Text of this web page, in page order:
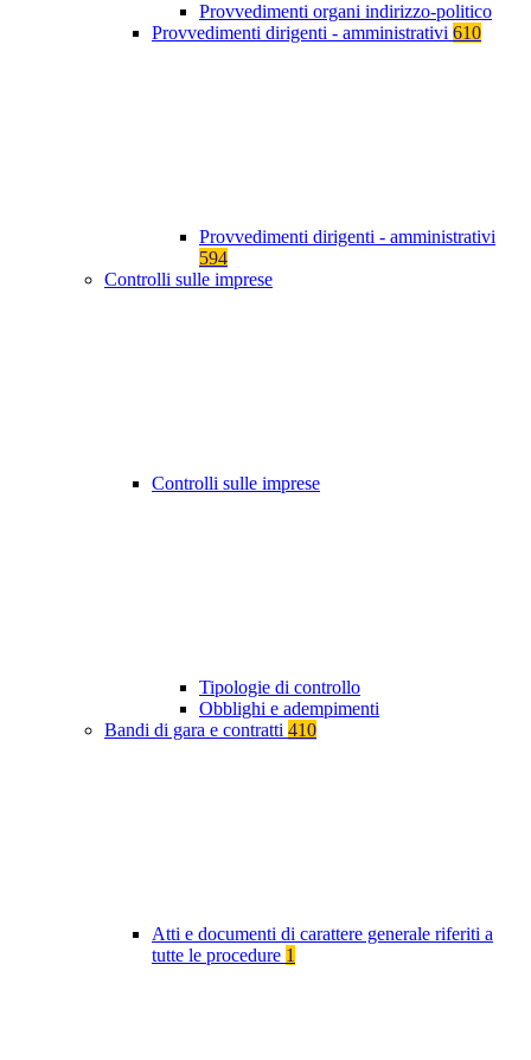
Provvedimenti organi indirizzo-politico
Provvedimenti dirigenti - amministrativi 610
Provvedimenti dirigenti - amministrativi
594
Controlli sulle imprese
Controlli sulle imprese
Tipologie di controllo
Obblighi e adempimenti
Bandi di gara e contratti 410
Atti e documenti di carattere generale riferiti a
tutte le procedure 1